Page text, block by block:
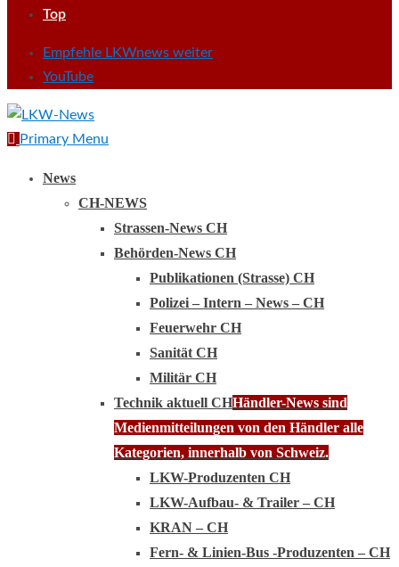
Top
Empfehle LKWnews weiter
YouTube
Primary Menu
News
CH-NEWS
Strassen-News CH
Behörden-News CH
Publikationen (Strasse) CH
Polizei – Intern – News – CH
Feuerwehr CH
Sanität CH
Militär CH
Technik aktuell CHHändler-News sind
Medienmitteilungen von den Händler alle
Kategorien, innerhalb von Schweiz.
LKW-Produzenten CH
LKW-Aufbau- & Trailer – CH
KRAN – CH
Fern- & Linien-Bus -Produzenten – CH